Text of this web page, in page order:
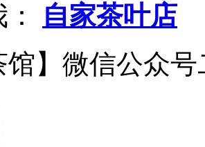
自家茶叶店
馆】微信公众